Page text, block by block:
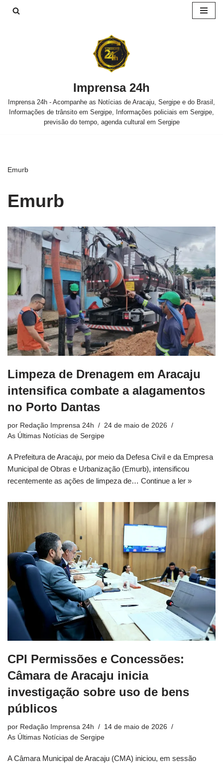
Imprensa 24h
Imprensa 24h - Acompanhe as Notícias de Aracaju, Sergipe e do Brasil,
Informações de trânsito em Sergipe, Informações policiais em Sergipe,
previsão do tempo, agenda cultural em Sergipe
Emurb
Emurb
Limpeza de Drenagem em Aracaju
intensifica combate a alagamentos
no Porto Dantas
por Redação Imprensa 24h
24 de maio de 2026
As Últimas Notícias de Sergipe
A Prefeitura de Aracaju, por meio da Defesa Civil e da Empresa
Municipal de Obras e Urbanização (Emurb), intensificou
recentemente as ações de limpeza de… Continue a ler »
CPI Permissões e Concessões:
Câmara de Aracaju inicia
investigação sobre uso de bens
públicos
por Redação Imprensa 24h
14 de maio de 2026
As Últimas Notícias de Sergipe
A Câmara Municipal de Aracaju (CMA) iniciou, em sessão